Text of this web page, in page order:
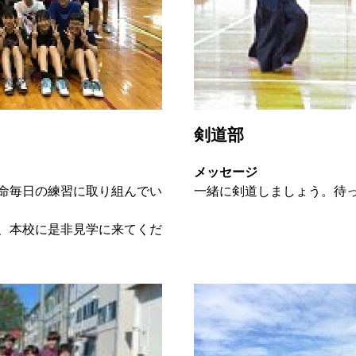
毎日の練習に取り組んでい
本校に是非見学に来てくだ
剣道部
メッセージ
一緒に剣道しましょう。待